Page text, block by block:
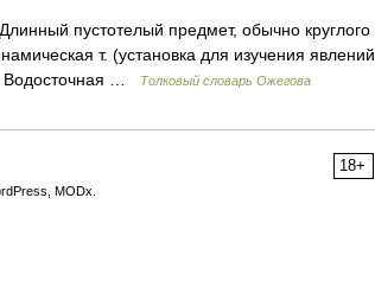
пустотелый предмет, обычно круглого
т. (установка для изучения явлений,
Водосточная …
Толковый словарь Ожегова
18+
MODx.